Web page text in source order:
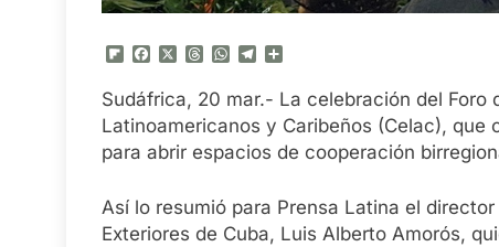
Flipboard
FacebookThreadsWhatsApp
Telegram
Sudáfrica, 20 mar.- La celebración del
Latinoamericanos y Caribeños (Celac),
para abrir espacios de cooperación
Así lo resumió para Prensa Latina el
Exteriores de Cuba, Luis Alberto Amorós,